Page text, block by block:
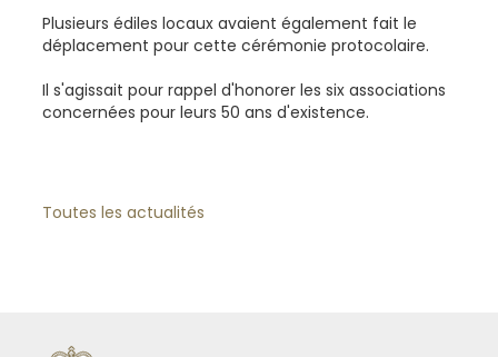
Plusieurs édiles locaux avaient également fait le
déplacement pour cette cérémonie protocolaire.
Il s'agissait pour rappel d'honorer les six associations
concernées pour leurs 50 ans d'existence.
Toutes les actualités